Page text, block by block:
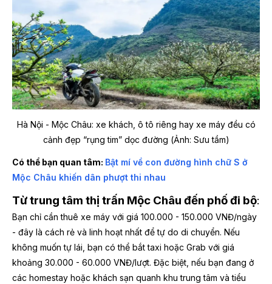
Hà Nội - Mộc Châu: xe khách, ô tô riêng hay xe máy đều có
cảnh đẹp “rụng tim” dọc đường (Ảnh: Sưu tầm)
Có thể bạn quan tâm: Bật mí về con đường hình chữ S ở
Mộc Châu khiến dân phượt thi nhau
Từ trung tâm thị trấn Mộc Châu đến phố đi bộ:
Bạn chỉ cần thuê xe máy với giá 100.000 - 150.000 VNĐ/ngày
- đây là cách rẻ và linh hoạt nhất để tự do di chuyển. Nếu
không muốn tự lái, bạn có thể bắt taxi hoặc Grab với giá
khoảng 30.000 - 60.000 VNĐ/lượt. Đặc biệt, nếu bạn đang ở
các homestay hoặc khách sạn quanh khu trung tâm và tiểu